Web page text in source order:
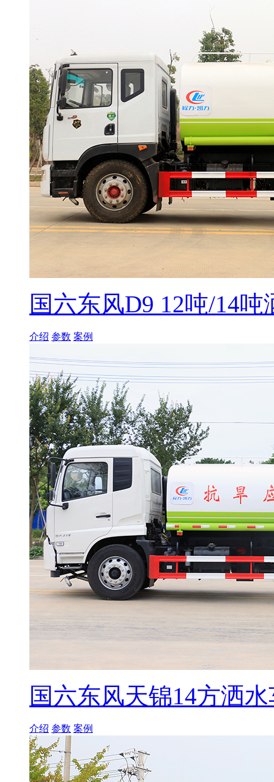
国六东风D9 12吨/14吨
介绍 参数 案例
国六东风天锦14方洒
介绍 参数 案例